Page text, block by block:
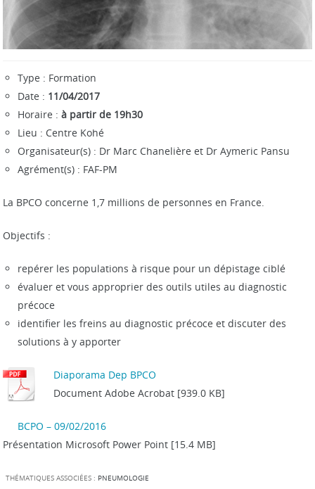
o
Type : Formation
Date : 11/04/2017
Horaire : à partir de 19h30
Lieu : Centre Kohé
Organisateur(s) : Dr Marc Chanelière et Dr Aymeric Pansu
Agrément(s) : FAF-PM
La BPCO concerne 1,7 millions de personnes en France.
Objectifs :
repérer les populations à risque pour un dépistage ciblé
évaluer et vous approprier des outils utiles au diagnostic
précoce
identifier les freins au diagnostic précoce et discuter des
solutions à y apporter
Diaporama Dep BPCO
Document Adobe Acrobat [939.0 KB]
BCPO – 09/02/2016
Présentation Microsoft Power Point [15.4 MB]
THÉMATIQUES ASSOCIÉES : PNEUMOLOGIE